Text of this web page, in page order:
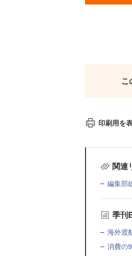
こ
印刷用を
関連
編集部
季刊
海外渡
消費の